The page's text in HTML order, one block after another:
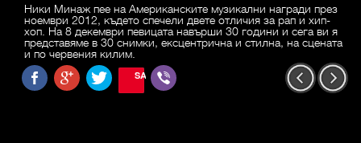
Ники Минаж пее на Американските музикални награди през
ноември 2012, където спечели двете отличия за рап и хип-
хоп. На 8 декември певицата навърши 30 години и сега ви я
представяме в 30 снимки, ексцентрична и стилна, на сцената
и по червения килим.
SAVE